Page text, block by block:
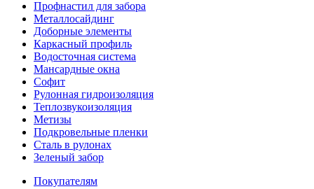
Профнастил для забора
Металлосайдинг
Доборные элементы
Каркасный профиль
Водосточная система
Мансардные окна
Софит
Рулонная гидроизоляция
Теплозвукоизоляция
Метизы
Подкровельные пленки
Сталь в рулонах
Зеленый забор
Покупателям